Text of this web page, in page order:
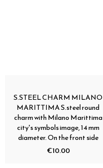
S.STEEL CHARM MILANO
MARITTIMA S.steel round
charm with Milano Marittima
city's symbols image, 14 mm
diameter. On the front side
€10.00